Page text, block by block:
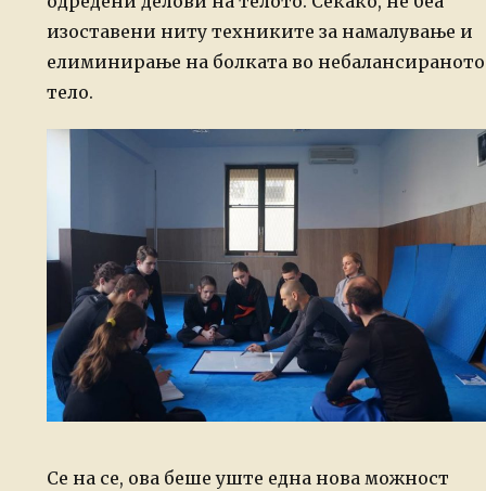
изоставени ниту техниките за намалување и
елиминирање на болката во небалансираното
тело.
Се на се, ова беше уште една нова можност